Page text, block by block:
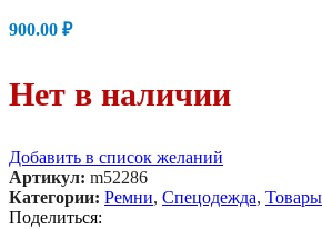
900.00 ₽
Нет в наличии
Добавить в список желаний
Артикул: m52286
Категории: Ремни, Спецодежда,
Поделиться: